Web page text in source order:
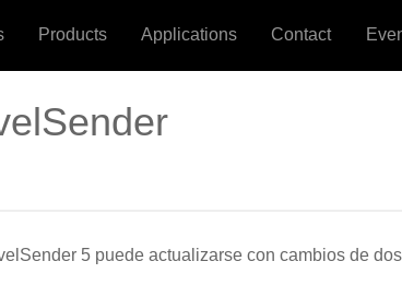
Products Applications Contact
5 puede actualizarse con cambios de